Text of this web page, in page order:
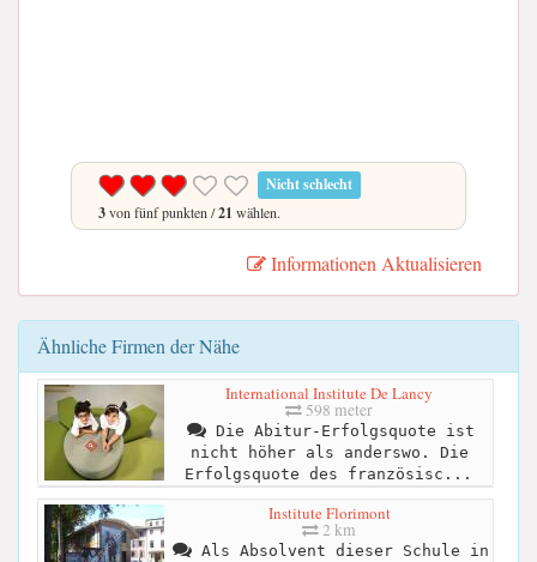
Nicht schlecht
3von fünf punkten /21 wählen.
Informationen Aktualisieren
Ähnliche Firmen der Nähe
International Institute De Lancy
598 meter
Die Abitur-Erfolgsquote ist
nicht höher als anderswo. Die
Erfolgsquote des französisc...
Institute Florimont
2 km
Als Absolvent dieser Schule in